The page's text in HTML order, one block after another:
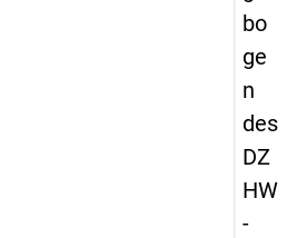
bo
ge
n
des
DZ
HW
-